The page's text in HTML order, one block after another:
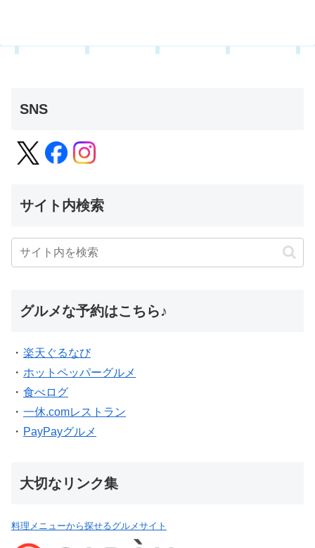
SNS
サイト内検索
グルメな予約はこちら♪
・ 楽天ぐるなび
・ ホットペッパーグルメ
・ 食べログ
・ 一休.comレストラン
・ PayPayグルメ
大切なリンク集
料理メニューから探せるグルメサイト